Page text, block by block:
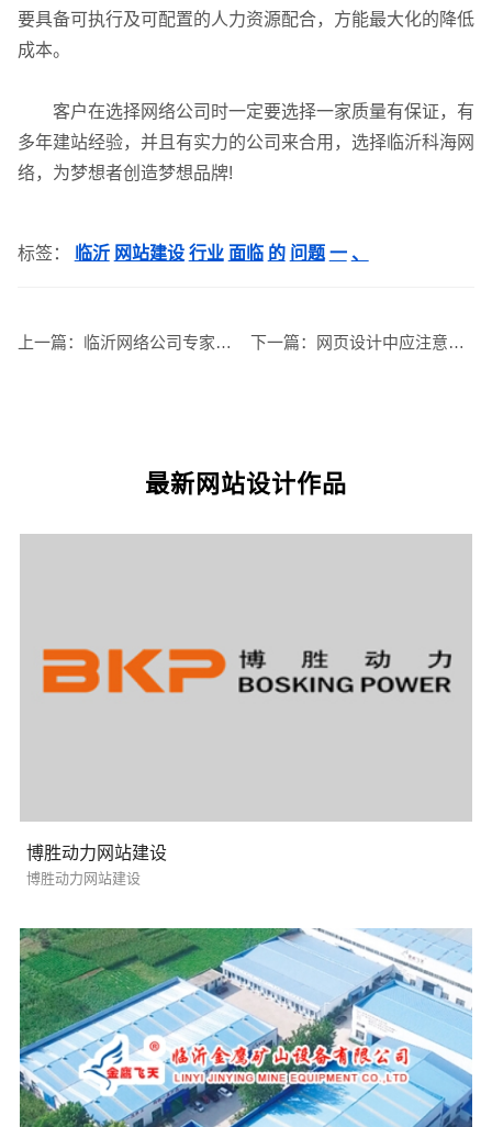
要具备可执行及可配置的人力资源配合，方能最大化的降低
成本。
客户在选择网络公司时一定要选择一家质量有保证，有
多年建站经验，并且有实力的公司来合用，选择临沂科海网
络，为梦想者创造梦想品牌!
标签： 临沂 网站建设 行业 面临 的 问题 一 、
上一篇： 临沂网络公司专家：详解收录的网站页面差异 下一篇： 网页设计中应注意的细节问题
最新网站设计作品
博胜动力网站建设
博胜动力网站建设